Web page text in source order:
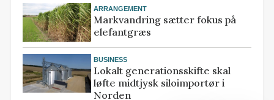
ARRANGEMENT
Markvandring sætter fokus på
elefantgræs
BUSINESS
Lokalt generationsskifte skal
løfte midtjysk siloimportør i
Norden